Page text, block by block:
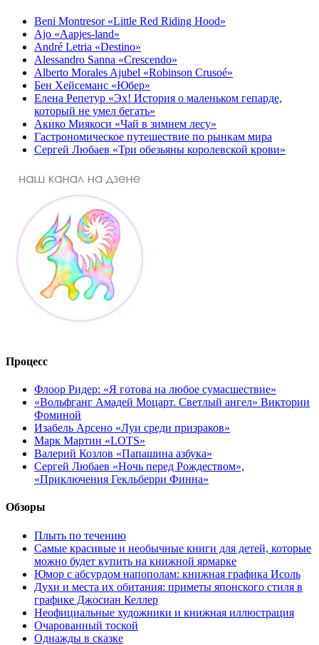
Beni Montresor «Little Red Riding Hood»
Ajo «Aapjes-land»
André Letria «Destino»
Alessandro Sanna «Crescendo»
Alberto Morales Ajubel «Robinson Crusoé»
Бен Хейсеманс «Юбер»
Елена Репетур «Эх! История о маленьком гепарде,
который не умел бегать»
Акико Миякоси «Чай в зимнем лесу»
Гастрономическое путешествие по рынкам мира
Сергей Любаев «Три обезьяны королевской крови»
Процесс
Флоор Ридер: «Я готова на любое сумасшествие»
«Вольфганг Амадей Моцарт. Светлый ангел» Виктории
Фоминой
Изабель Арсено «Луи среди призраков»
Марк Мартин «LOTS»
Валерий Козлов «Папашина азбука»
Сергей Любаев «Ночь перед Рождеством»,
«Приключения Гекльберри Финна»
Обзоры
Плыть по течению
Самые красивые и необычные книги для детей, которые
можно будет купить на книжной ярмарке
Юмор с абсурдом напополам: книжная графика Исоль
Духи и места их обитания: приметы японского стиля в
графике Джосиан Келлер
Неофициальные художники и книжная иллюстрация
Очарованный тоской
Однажды в сказке